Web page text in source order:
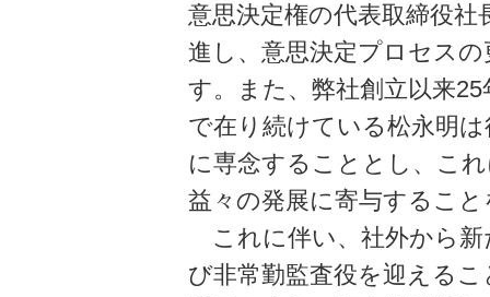
意思決定権の代表取締役社
進し、意思決定プロセス
す。また、弊社創立以来
で在り続けている松永明
に専念することとし、こ
益々の発展に寄与するこ
これに伴い、社外から新
び非常勤監査役を迎える